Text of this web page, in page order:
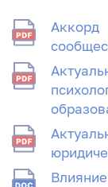
Аккорд